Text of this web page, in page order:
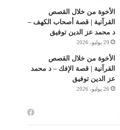
الأخوة من خلال القصص
القرآنية | قصة أصحاب الكهف –
د محمد عز الدين توفيق
29 يوليو، 2026
الأخوة من خلال القصص
القرآنية | قصة الإفك – د محمد
عز الدين توفيق
26 يوليو، 2026